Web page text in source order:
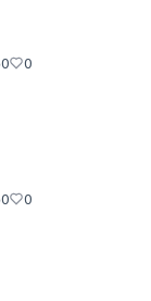
0
0
0
0